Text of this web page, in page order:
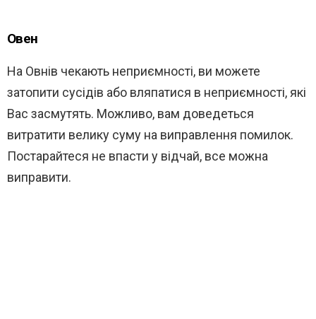
Овен
На Овнів чекають неприємності, ви можете
затопити сусідів або вляпатися в неприємності, які
Вас засмутять. Можливо, вам доведеться
витратити велику суму на виправлення помилок.
Постарайтеся не впасти у відчай, все можна
виправити.